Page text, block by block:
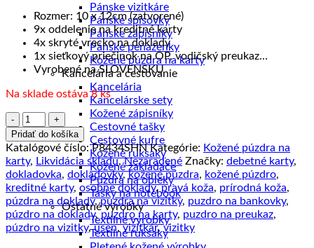
Pánske vizitkáre
Pánske spisovky
Pánske zápisníky
Pánske peňaženky
Kožené púzdra na karty
Kancelária a cestovanie
Kancelária
Kancelárske sety
Kožené zápisníky
Cestovné tašky
Cestovné kufre
Kožené ruksaky
Kožené zakladače
Púzdra na obleky
Tašky na notebook
Ostatné výrobky
Textilné výrobky
Textilné ruksaky
Rozmer: 10 x 12cm (zatvorené)
9x oddelenie na kreditné karty
4x skryté vrecko na doklady
1x sieťkový priečinok na OP, vodičský preukaz…
Vyrobené na SLOVENSKU
Na sklade ostáva 8 ks
množstvo
Kožené
púzdro
na
karty
a
doklady
č.8434
vo
Pridať do košíka
Katalógové číslo:P8434SHN Kategórie: Kožené púzdra na
karty, Likvidácia skladu,Nezaradené Značky: debetné karty,
dokladovka, dokladovky,kožené púzdra, kožené púzdro,
kreditné karty, osobne doklady,pravá koža, prírodná koža,
púzdra na doklady,puzdra na vizitky, puzdro na bankovky,
púzdro na doklady, puzdro na karty, puzdro na preukaz,
púzdro na vizitky,usen,vizitkár,vizitky